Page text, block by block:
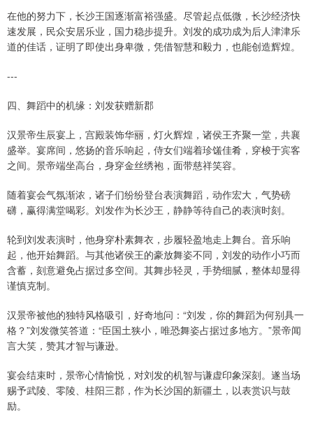
在他的努力下，长沙王国逐渐富裕强盛。尽管起点低微，长沙经济快
速发展，民众安居乐业，国力稳步提升。刘发的成功成为后人津津乐
道的佳话，证明了即使出身卑微，凭借智慧和毅力，也能创造辉煌。
---
四、舞蹈中的机缘：刘发获赠新郡
汉景帝生辰宴上，宫殿装饰华丽，灯火辉煌，诸侯王齐聚一堂，共襄
盛举。宴席间，悠扬的音乐响起，侍女们端着珍馐佳肴，穿梭于宾客
之间。景帝端坐高台，身穿金丝绣袍，面带慈祥笑容。
随着宴会气氛渐浓，诸子们纷纷登台表演舞蹈，动作宏大，气势磅
礴，赢得满堂喝彩。刘发作为长沙王，静静等待自己的表演时刻。
轮到刘发表演时，他身穿朴素舞衣，步履轻盈地走上舞台。音乐响
起，他开始舞蹈。与其他诸侯王的豪放舞姿不同，刘发的动作小巧而
含蓄，刻意避免占据过多空间。其舞步轻灵，手势细腻，整体却显得
谨慎克制。
汉景帝被他的独特风格吸引，好奇地问：“刘发，你的舞蹈为何别具一
格？”刘发微笑答道：“臣国土狭小，唯恐舞姿占据过多地方。”景帝闻
言大笑，赞其才智与谦逊。
宴会结束时，景帝心情愉悦，对刘发的机智与谦虚印象深刻。遂当场
赐予武陵、零陵、桂阳三郡，作为长沙国的新疆土，以表赏识与鼓
励。